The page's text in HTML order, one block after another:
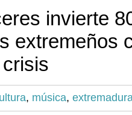
invierte
extremeños
, música,